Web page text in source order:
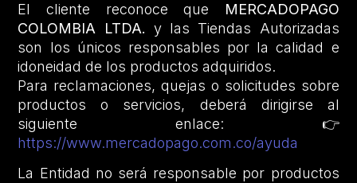
El cliente reconoce que
MERCADOPAGO
COLOMBIA LTDA. y las Tiendas Autorizadas
son los únicos responsables por la calidad e
idoneidad de los productos adquiridos.
Para reclamaciones, quejas o solicitudes sobre
productos o servicios, deberá dirigirse al
siguiente enlace: 👉
https://www.mercadopago.com.co/ayuda
La Entidad no será responsable por productos